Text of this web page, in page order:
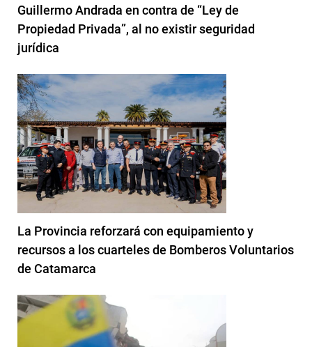
Guillermo Andrada en contra de “Ley de
Propiedad Privada”, al no existir seguridad
jurídica
La Provincia reforzará con equipamiento y
recursos a los cuarteles de Bomberos Voluntarios
de Catamarca